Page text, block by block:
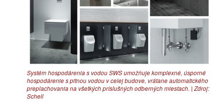
Systém hospodárenia s vodou SWS umožňuje komplexné, úsporné
hospodárenie s pitnou vodou v celej budove, vrátane automatického
preplachovania na všetkých príslušných odberných miestach. | Zdroj:
Schell